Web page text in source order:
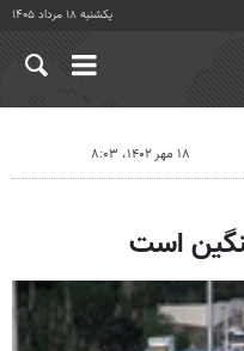
یکشنبه ۱۸ مرداد ۱۴۰۵
۱۸ مهر ۱۴۰۲، ۸:۰۳
است